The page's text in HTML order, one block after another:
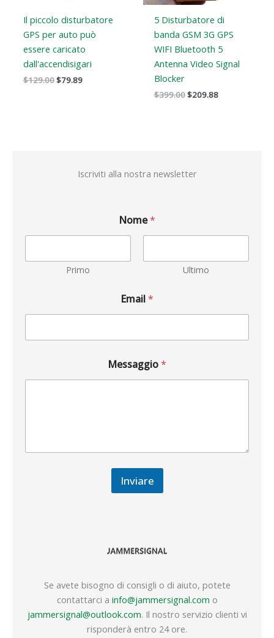
Il piccolo disturbatore
GPS per auto può
essere caricato
dall'accendisigari
$129.00$79.89
5 Disturbatore di
banda GSM 3G GPS
WIFI Bluetooth 5
Antenna Video Signal
Blocker
$399.00$209.88
Iscriviti alla nostra newsletter
Nome*
Primo Ultimo
Email*
Messaggio*
Inviare
Se avete bisogno di consigli o di aiuto, potete
contattarci a info@jammersignal.com o
jammersignal@outlook.com. Il nostro servizio clienti vi
risponderà entro 24 ore.